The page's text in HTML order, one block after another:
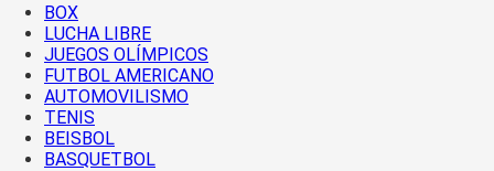
BOX
LUCHA LIBRE
JUEGOS OLÍMPICOS
FUTBOL AMERICANO
AUTOMOVILISMO
TENIS
BEISBOL
BASQUETBOL